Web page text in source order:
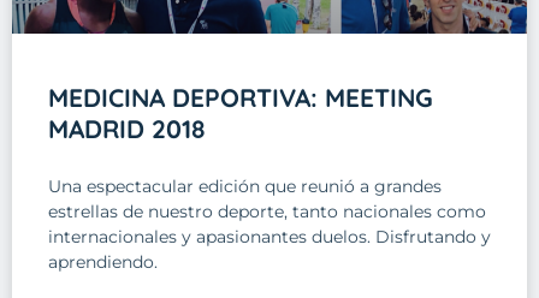
MEDICINA DEPORTIVA: MEETING
MADRID 2018
Una espectacular edición que reunió a grandes
estrellas de nuestro deporte, tanto nacionales como
internacionales y apasionantes duelos. Disfrutando y
aprendiendo.